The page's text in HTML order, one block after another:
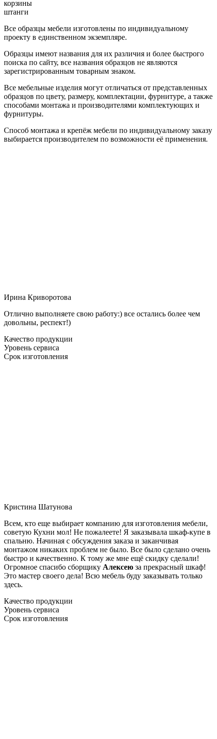
корзины
штанги
Все образцы мебели изготовлены по индивидуальному
проекту в единственном экземпляре.
Образцы имеют названия для их различия и более быстрого
поиска по сайту, все названия образцов не являются
зарегистрированным товарным знаком.
Все мебельные изделия могут отличаться от представленных
образцов по цвету, размеру, комплектации, фурнитуре, а также
способами монтажа и производителями комплектующих и
фурнитуры.
Способ монтажа и крепёж мебели по индивидуальному заказу
выбирается производителем по возможности её применения.
Ирина Криворотова
Отлично выполняете свою работу:) все остались более чем
довольны, респект!)
Качество продукции
Уровень сервиса
Срок изготовления
Кристина Шатунова
Всем, кто еще выбирает компанию для изготовления мебели,
советую Кухни мол! Не пожалеете! Я заказывала шкаф-купе в
спальню. Начиная с обсуждения заказа и заканчивая
монтажом никаких проблем не было. Все было сделано очень
быстро и качественно. К тому же мне ещё скидку сделали!
Огромное спасибо сборщику Алексею за прекрасный шкаф!
Это мастер своего дела! Всю мебель буду заказывать только
здесь.
Качество продукции
Уровень сервиса
Срок изготовления